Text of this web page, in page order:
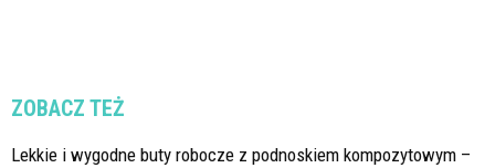
ZOBACZ TEŻ
Lekkie i wygodne buty robocze z podnoskiem kompozytowym –